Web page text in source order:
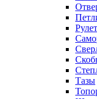
Тазы